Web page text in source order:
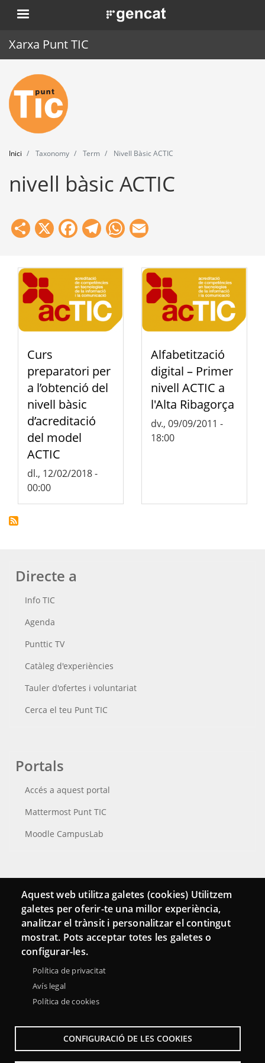
Vés
al
. Obre en una nova finestra.
Xarxa Punt TIC
Inici
Punt TIC
Actualitat
Agenda
Formació
Eines
Inici Taxonomy Term Nivell Bàsic ACTIC
nivell bàsic ACTIC
Share
X Facebook
Telegram
WhatsApp
Curs
preparatori per
a l’obtenció del
nivell bàsic
d’acreditació
del model
ACTIC
dl., 12/02/2018 -
00:00
Alfabetització
digital – Primer
nivell ACTIC a
l'Alta Ribagorça
dv., 09/09/2011 -
18:00
Directe a
Info TIC
Agenda
Punttic TV
Catàleg d'experiències
Tauler d'ofertes i voluntariat
Cerca el teu Punt TIC
Portals
Accés a aquest portal
Mattermost Punt TIC
Moodle CampusLab
Connecta
Bustia de contacte
Butlletins
Aquest web utilitza galetes (cookies) Utilitzem
galetes per oferir-te una millor experiència,
analitzar el trànsit i personalitzar el contingut
mostrat. Pots acceptar totes les galetes o
configurar-les.
Política de privacitat
Avís legal
Política de cookies
CONFIGURACIÓ DE LES COOKIES